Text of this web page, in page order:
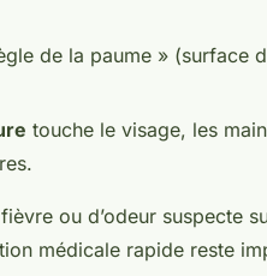
de la paume » (surface
touche le visage, les
ou d’odeur suspecte
médicale rapide reste